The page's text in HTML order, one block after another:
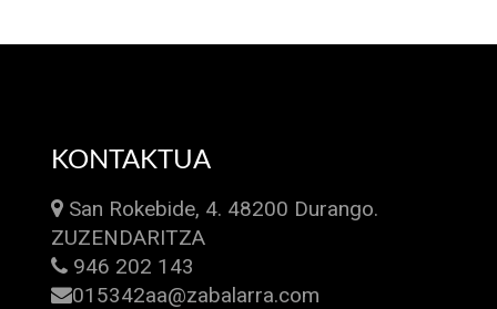
KONTAKTUA
San Rokebide, 4. 48200 Durango.
ZUZENDARITZA
946 202 143
015342aa@zabalarra.com